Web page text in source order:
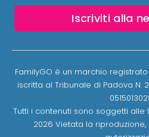
Iscriviti alla
FamilyGO è un marchio
iscritta al Tribunale di Padova N.
Tutti i contenuti sono soggetti
2026 Vietata la